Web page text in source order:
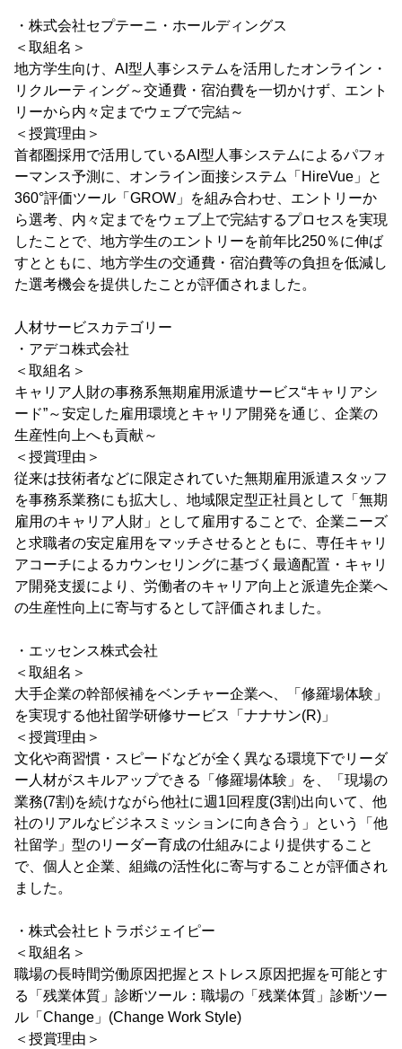
・株式会社セプテーニ・ホールディングス
＜取組名＞
地方学生向け、AI型人事システムを活用したオンライン・
リクルーティング～交通費・宿泊費を一切かけず、エント
リーから内々定までウェブで完結～
＜授賞理由＞
首都圏採用で活用しているAI型人事システムによるパフォ
ーマンス予測に、オンライン面接システム「HireVue」と
360°評価ツール「GROW」を組み合わせ、エントリーか
ら選考、内々定までをウェブ上で完結するプロセスを実現
したことで、地方学生のエントリーを前年比250％に伸ば
すとともに、地方学生の交通費・宿泊費等の負担を低減し
た選考機会を提供したことが評価されました。
人材サービスカテゴリー
・アデコ株式会社
＜取組名＞
キャリア人財の事務系無期雇用派遣サービス“キャリアシ
ード”～安定した雇用環境とキャリア開発を通じ、企業の
生産性向上へも貢献～
＜授賞理由＞
従来は技術者などに限定されていた無期雇用派遣スタッフ
を事務系業務にも拡大し、地域限定型正社員として「無期
雇用のキャリア人財」として雇用することで、企業ニーズ
と求職者の安定雇用をマッチさせるとともに、専任キャリ
アコーチによるカウンセリングに基づく最適配置・キャリ
ア開発支援により、労働者のキャリア向上と派遣先企業へ
の生産性向上に寄与するとして評価されました。
・エッセンス株式会社
＜取組名＞
大手企業の幹部候補をベンチャー企業へ、「修羅場体験」
を実現する他社留学研修サービス「ナナサン(R)」
＜授賞理由＞
文化や商習慣・スピードなどが全く異なる環境下でリーダ
ー人材がスキルアップできる「修羅場体験」を、「現場の
業務(7割)を続けながら他社に週1回程度(3割)出向いて、他
社のリアルなビジネスミッションに向き合う」という「他
社留学」型のリーダー育成の仕組みにより提供すること
で、個人と企業、組織の活性化に寄与することが評価され
ました。
・株式会社ヒトラボジェイピー
＜取組名＞
職場の長時間労働原因把握とストレス原因把握を可能とす
る「残業体質」診断ツール：職場の「残業体質」診断ツー
ル「Change」(Change Work Style)
＜授賞理由＞